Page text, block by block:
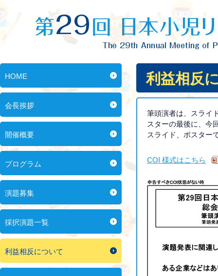
HOME
会長挨拶
開催概要
プログラム
演題募集
採択演題一覧
利益相反について
利益相反
筆頭演者は、スライ
スターの最後に、今
スライド、ポスター
COI 様式はこちら